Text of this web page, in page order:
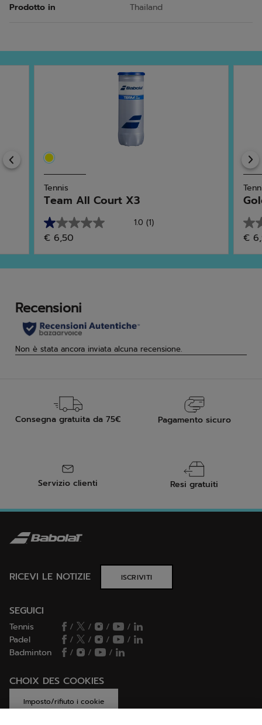
Prodotto in Thailand
Previous
Tennis
Team All Court X3
1.0 (1)
1.0
su
5
stelle.
recensione
€ 6,50
0.0
su
5
€
Consegna gratuita da 75€ Pagamento sicuro
Servizio clienti Resi gratuiti
RICEVI LE NOTIZIE ISCRIVITI
SEGUICI
Tennis / / /
/
Padel
/ / /
/
Badminton
/ / /
CHOIX DES COOKIES
Imposto/rifiuto i cookie